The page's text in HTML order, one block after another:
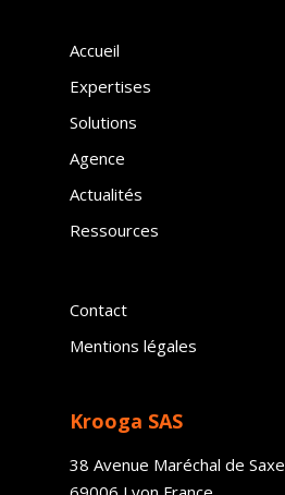
Accueil
Expertises
Solutions
Agence
Actualités
Ressources
Contact
Mentions légales
Krooga SAS
38 Avenue Maréchal de Saxe